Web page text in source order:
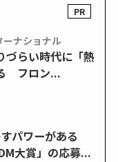
ーナショナル
づらい時代に「熱
フロン...
パワーがある
大賞」の応募...